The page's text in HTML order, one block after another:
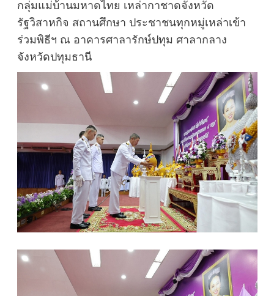
กลุ่มแม่บ้านมหาดไทย เหล่ากาชาดจังหวัด
รัฐวิสาหกิจ สถานศึกษา ประชาชนทุกหมู่เหล่าเข้า
ร่วมพิธีฯ ณ อาคารศาลารักษ์ปทุม ศาลากลาง
จังหวัดปทุมธานี